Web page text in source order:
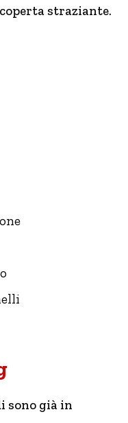
straziante.
sono già in